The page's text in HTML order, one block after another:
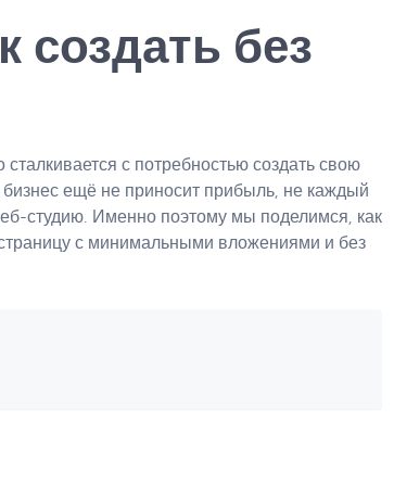
создать без
с потребностью создать свою
ещё не приносит прибыль, не каждый
студию. Именно поэтому мы поделимся, как
с минимальными вложениями и без